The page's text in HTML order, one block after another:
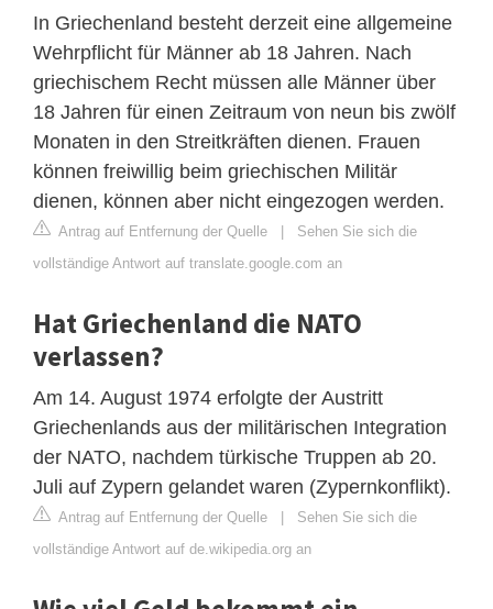
In Griechenland besteht derzeit eine allgemeine
Wehrpflicht für Männer ab 18 Jahren. Nach
griechischem Recht müssen alle Männer über
18 Jahren für einen Zeitraum von neun bis zwölf
Monaten in den Streitkräften dienen. Frauen
können freiwillig beim griechischen Militär
dienen, können aber nicht eingezogen werden.
Antrag auf Entfernung der Quelle | Sehen Sie sich die
vollständige Antwort auf translate.google.com an
Hat Griechenland die NATO
verlassen?
Am 14. August 1974 erfolgte der Austritt
Griechenlands aus der militärischen Integration
der NATO, nachdem türkische Truppen ab 20.
Juli auf Zypern gelandet waren (Zypernkonflikt).
Antrag auf Entfernung der Quelle | Sehen Sie sich die
vollständige Antwort auf de.wikipedia.org an